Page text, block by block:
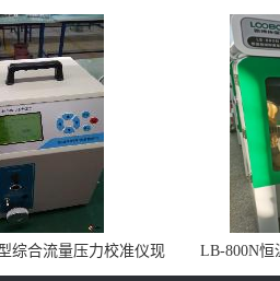
综合流量压力校准仪现
LB-800N恒